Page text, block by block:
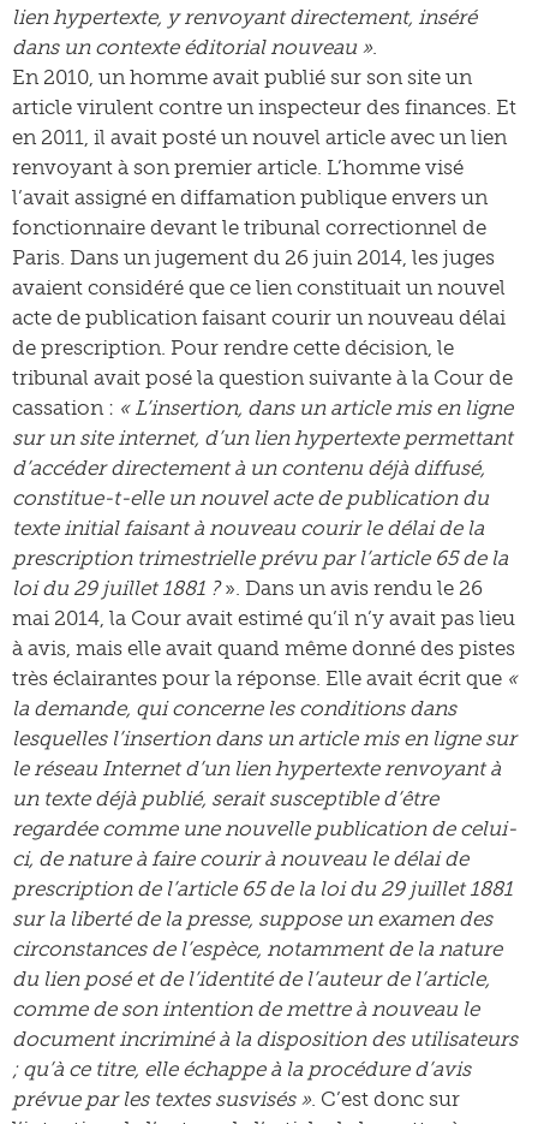
lien hypertexte, y renvoyant directement, inséré
dans un contexte éditorial nouveau ».
En 2010, un homme avait publié sur son site un
article virulent contre un inspecteur des finances. Et
en 2011, il avait posté un nouvel article avec un lien
renvoyant à son premier article. L’homme visé
l’avait assigné en diffamation publique envers un
fonctionnaire devant le tribunal correctionnel de
Paris. Dans un jugement du 26 juin 2014, les juges
avaient considéré que ce lien constituait un nouvel
acte de publication faisant courir un nouveau délai
de prescription. Pour rendre cette décision, le
tribunal avait posé la question suivante à la Cour de
cassation : « L’insertion, dans un article mis en ligne
sur un site internet, d’un lien hypertexte permettant
d’accéder directement à un contenu déjà diffusé,
constitue-t-elle un nouvel acte de publication du
texte initial faisant à nouveau courir le délai de la
prescription trimestrielle prévu par l’article 65 de la
loi du 29 juillet 1881 ?». Dans un avis rendu le 26
mai 2014, la Cour avait estimé qu’il n’y avait pas lieu
à avis, mais elle avait quand même donné des pistes
très éclairantes pour la réponse. Elle avait écrit que «
la demande, qui concerne les conditions dans
lesquelles l’insertion dans un article mis en ligne sur
le réseau Internet d’un lien hypertexte renvoyant à
un texte déjà publié, serait susceptible d’être
regardée comme une nouvelle publication de celui-
ci, de nature à faire courir à nouveau le délai de
prescription de l’article 65 de la loi du 29 juillet 1881
sur la liberté de la presse, suppose un examen des
circonstances de l’espèce, notamment de la nature
du lien posé et de l’identité de l’auteur de l’article,
comme de son intention de mettre à nouveau le
document incriminé à la disposition des utilisateurs
; qu’à ce titre, elle échappe à la procédure d’avis
prévue par les textes susvisés ». C’est donc sur